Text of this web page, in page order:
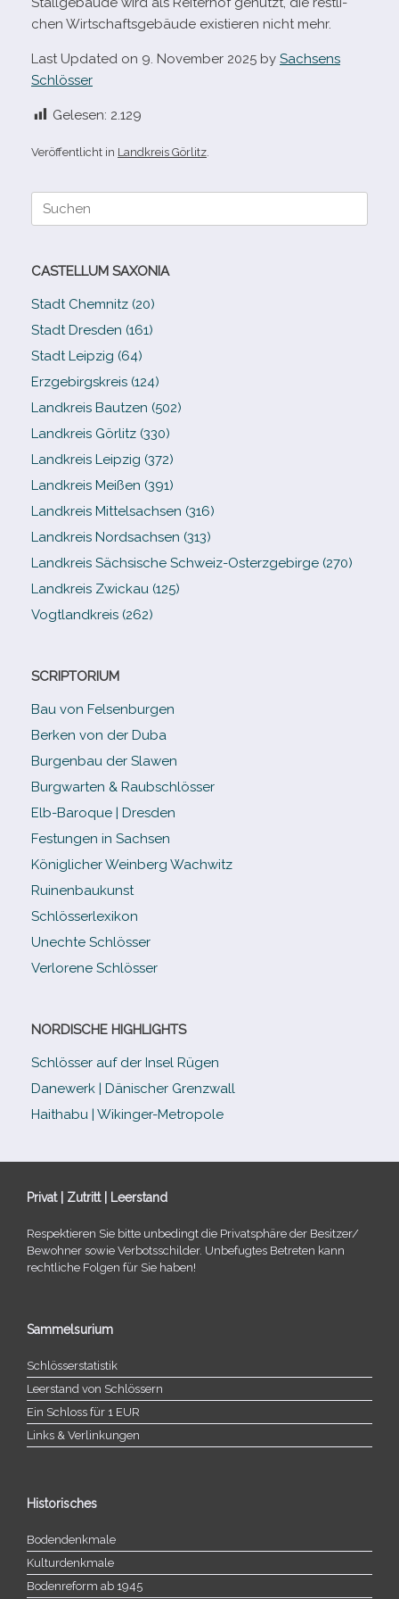
chen Wirtschaftsgebäude exis­tie­ren nicht mehr.
Last Updated on 9. November 2025 by Sachsens
Schlösser
Gelesen: 2.129
Veröffentlicht in Landkreis Görlitz
Suche
CASTELLUM SAXONIA
Stadt Chemnitz (20)
Stadt Dresden (161)
Stadt Leipzig (64)
Erzgebirgskreis (124)
Landkreis Bautzen (502)
Landkreis Görlitz (330)
Landkreis Leipzig (372)
Landkreis Meißen (391)
Landkreis Mittelsachsen (316)
Landkreis Nordsachsen (313)
Landkreis Sächsische Schweiz-​Osterzgebirge (270)
Landkreis Zwickau (125)
Vogtlandkreis (262)
SCRIPTORIUM
Bau von Felsenburgen
Berken von der Duba
Burgenbau der Slawen
Burgwarten & Raubschlösser
Elb-​Baroque | Dresden
Festungen in Sachsen
Königlicher Weinberg Wachwitz
Ruinenbaukunst
Schlösserlexikon
Unechte Schlösser
Verlorene Schlösser
NORDISCHE HIGHLIGHTS
Schlösser auf der Insel Rügen
Danewerk | Dänischer Grenzwall
Haithabu | Wikinger-Metropole
Privat | Zutritt | Leerstand
Respektieren Sie bitte unbe­dingt die Privatsphäre der Besitzer/​
Bewohner sowie Verbotsschilder. Unbefugtes Betreten kann
recht­li­che Folgen für Sie haben!
Sammelsurium
Schlösserstatistik
Leerstand von Schlössern
Ein Schloss für 1 EUR
Links & Verlinkungen
Historisches
Bodendenkmale
Kulturdenkmale
Bodenreform ab 1945